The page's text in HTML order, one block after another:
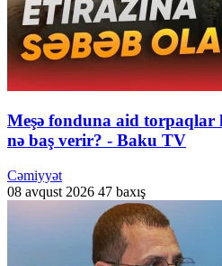
Meşə fonduna aid torpaqlar
nə baş verir? - Baku TV
Cəmiyyət
08 avqust 2026 47 baxış